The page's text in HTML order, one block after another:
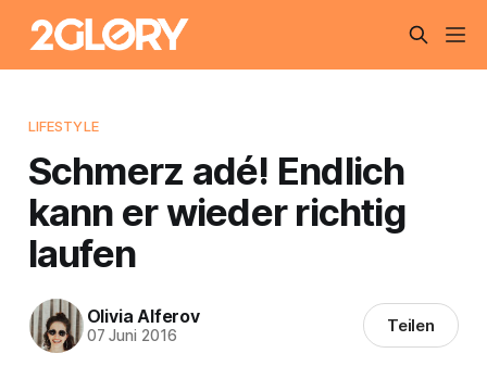
LIFESTYLE
Schmerz adé! Endlich
kann er wieder richtig
laufen
Olivia Alferov
07 Juni 2016 Teilen